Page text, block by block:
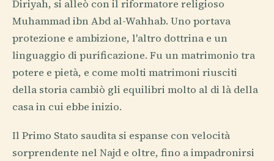
Diriyah, si alleò con il riformatore religioso
Muhammad ibn Abd al-Wahhab. Uno portava
protezione e ambizione, l'altro dottrina e un
linguaggio di purificazione. Fu un matrimonio tra
potere e pietà, e come molti matrimoni riusciti
della storia cambiò gli equilibri molto al di là della
casa in cui ebbe inizio.
Il Primo Stato saudita si espanse con velocità
sorprendente nel Najd e oltre, fino a impadronirsi